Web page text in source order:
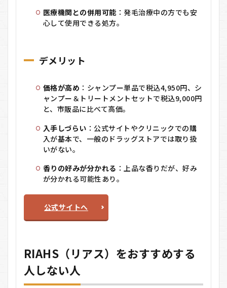
医療機関との併用可能： 発毛治療中の方でも安
心して使用できる処方。
デメリット
価格が高め ： シャンプー単品で税込4,950円、シ
ャンプー＆トリートメントセットで税込9,000円
と、市販品に比べて高価。
入手しづらい ： 公式サイトやクリニックでの購
入が基本で、一般のドラッグストアでは取り扱
いがない。
香りの好みが分かれる ：上品な香りだが、好み
が分かれる可能性あり。
公式サイトへ
RIAHS（リアス）をおすすめする
人しない人